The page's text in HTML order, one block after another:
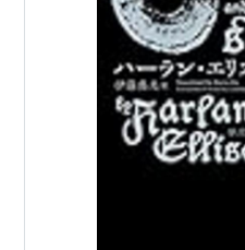
契約を破った出版社に
体にその調理法を記し
リスンは山の上に広大
庭を荒す地ネズミに困
て、その死体を一番遅
ら東海岸の出版社へ送